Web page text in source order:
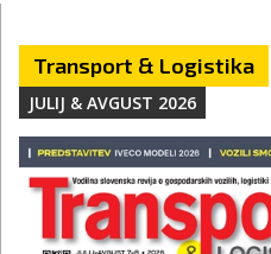
Transport & Logistika
JULIJ & AVGUST 2026